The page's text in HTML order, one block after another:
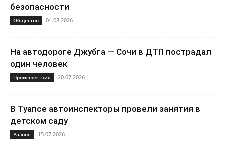
безопасности
Общество 04.08.2026
На автодороге Джубга — Сочи в ДТП пострадал
один человек
Происшествия 20.07.2026
В Туапсе автоинспекторы провели занятия в
детском саду
Разное 15.07.2026